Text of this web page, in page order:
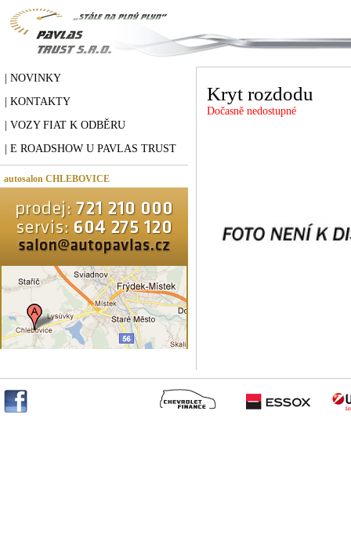
| NOVINKY
| KONTAKTY
| VOZY FIAT K ODBĚRU
| E ROADSHOW U PAVLAS TRUST
autosalon CHLEBOVICE
Kryt rozdodu
Dočasně nedostupné